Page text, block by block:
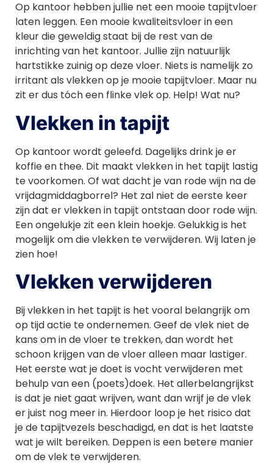
Op kantoor hebben jullie net een mooie tapijtvloer
laten leggen. Een mooie kwaliteitsvloer in een
kleur die geweldig staat bij de rest van de
inrichting van het kantoor. Jullie zijn natuurlijk
hartstikke zuinig op deze vloer. Niets is namelijk zo
irritant als vlekken op je mooie tapijtvloer. Maar nu
zit er dus tóch een flinke vlek op. Help! Wat nu?
Vlekken in tapijt
Op kantoor wordt geleefd. Dagelijks drink je er
koffie en thee. Dit maakt vlekken in het tapijt lastig
te voorkomen. Of wat dacht je van rode wijn na de
vrijdagmiddagborrel? Het zal niet de eerste keer
zijn dat er vlekken in tapijt ontstaan door rode wijn.
Een ongelukje zit een klein hoekje. Gelukkig is het
mogelijk om die vlekken te verwijderen. Wij laten je
zien hoe!
Vlekken verwijderen
Bij vlekken in het tapijt is het vooral belangrijk om
op tijd actie te ondernemen. Geef de vlek niet de
kans om in de vloer te trekken, dan wordt het
schoon krijgen van de vloer alleen maar lastiger.
Het eerste wat je doet is vocht verwijderen met
behulp van een (poets)doek. Het allerbelangrijkst
is dat je niet gaat wrijven, want dan wrijf je de vlek
er juist nog meer in. Hierdoor loop je het risico dat
je de tapijtvezels beschadigd, en dat is het laatste
wat je wilt bereiken. Deppen is een betere manier
om de vlek te verwijderen.